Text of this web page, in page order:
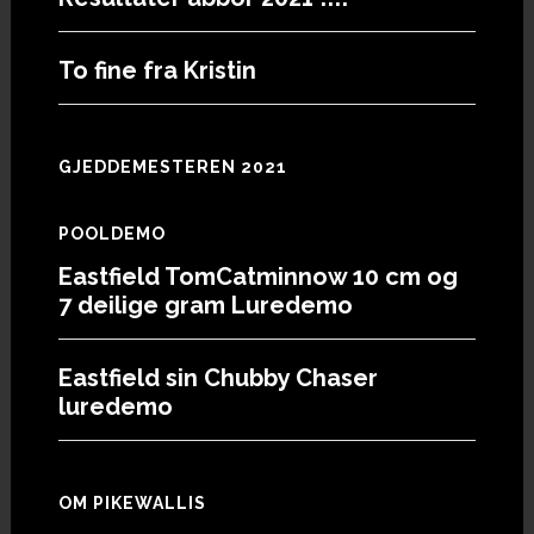
To fine fra Kristin
GJEDDEMESTEREN 2021
POOLDEMO
Eastfield TomCatminnow 10 cm og
7 deilige gram Luredemo
Eastfield sin Chubby Chaser
luredemo
OM PIKEWALLIS